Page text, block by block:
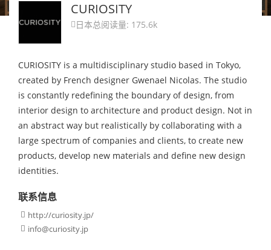
CURIOSITY
 日本总阅读量: 175.6k
CURIOSITY is a multidisciplinary studio based in Tokyo,
created by French designer Gwenael Nicolas. The studio
is constantly redefining the boundary of design, from
interior design to architecture and product design. Not in
an abstract way but realistically by collaborating with a
large spectrum of companies and clients, to create new
products, develop new materials and define new design
identities.
联系信息
 http://curiosity.jp/
 info@curiosity.jp